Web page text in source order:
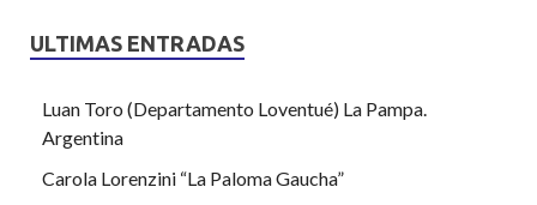
ULTIMAS ENTRADAS
Luan Toro (Departamento Loventué) La Pampa.
Argentina
Carola Lorenzini “La Paloma Gaucha”